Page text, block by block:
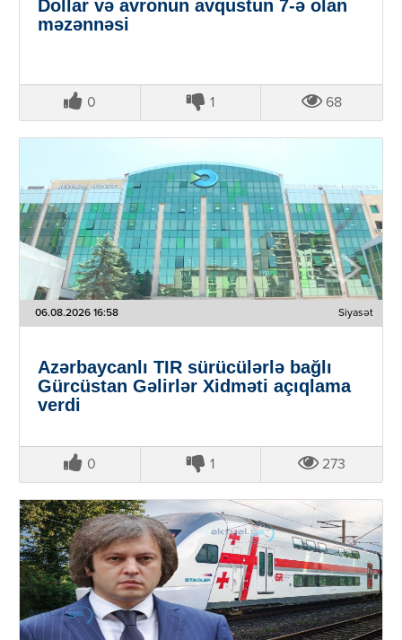
Dollar və avronun avqustun 7-ə olan
məzənnəsi
0 1 68
06.08.2026 16:58 Siyasət
Azərbaycanlı TIR sürücülərlə bağlı
Gürcüstan Gəlirlər Xidməti açıqlama
verdi
0 1 273